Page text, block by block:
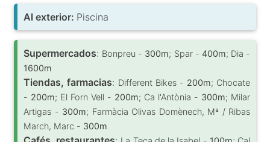
Al exterior: Piscina
Supermercados: Bonpreu - 300m; Spar - 400m; Dia -
1600m
Tiendas, farmacias: Different Bikes - 200m; Chocate
- 200m; El Forn Vell - 200m; Ca l'Antònia - 300m; Milar
Artigas - 300m; Farmàcia Olivas Domènech, Mª / Ribas
March, Marc - 300m